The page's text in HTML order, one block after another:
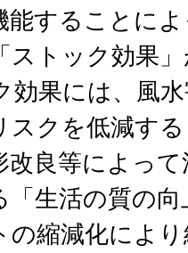
能することに
ストック効果
効果には、風
スクを低減す
改良等によっ
生活の質の
の縮減化によ